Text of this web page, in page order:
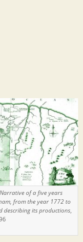
of a five years
from the year 1772 to
describing its productions,